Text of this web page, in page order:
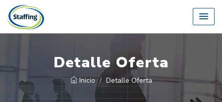
Detalle Oferta
Inicio Detalle Oferta